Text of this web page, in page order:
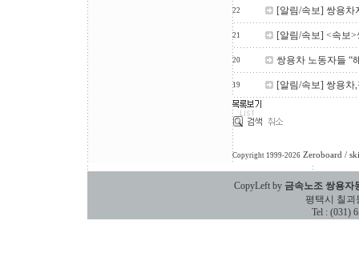
22 [알림/속보] 쌍용차
21 [알림/속보] <속보
20 쌍용차 노동자들 “
19 [알림/속보] 쌍용차
Copyright 1999-2026 Zeroboard /
CopyLeft by 금속노조 쌍용자
평택시 칠괴동
Tel : (031)